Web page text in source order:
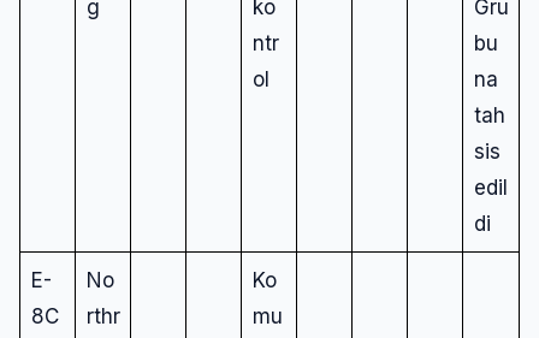
g
ko
ntr
ol
Gru
bu
na
tah
sis
edil
di
E-
8C
No
rthr
Ko
mu